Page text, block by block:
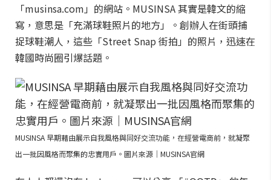
「musinsa.com」的網站。MUSINSA 其實是韓文的縮
寫，意思是「充滿球鞋照片的地方」。創辦人在街頭捕
捉球鞋潮人，這些「Street Snap 街拍」的照片，迅速在
韓國時尚圈引爆話題。
MUSINSA 早期藉由展示自我風格與同好交流功能，在經營電商前，就凝聚
出一批因風格而聚集的忠實用戶。圖片來源｜MUSINSA官網